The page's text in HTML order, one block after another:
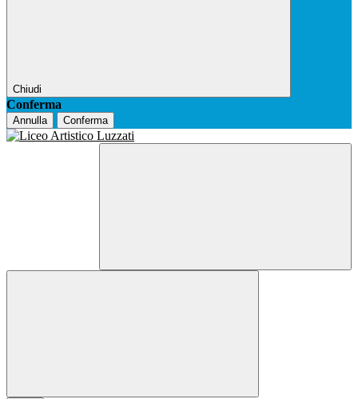
Chiudi
Conferma
Annulla Conferma